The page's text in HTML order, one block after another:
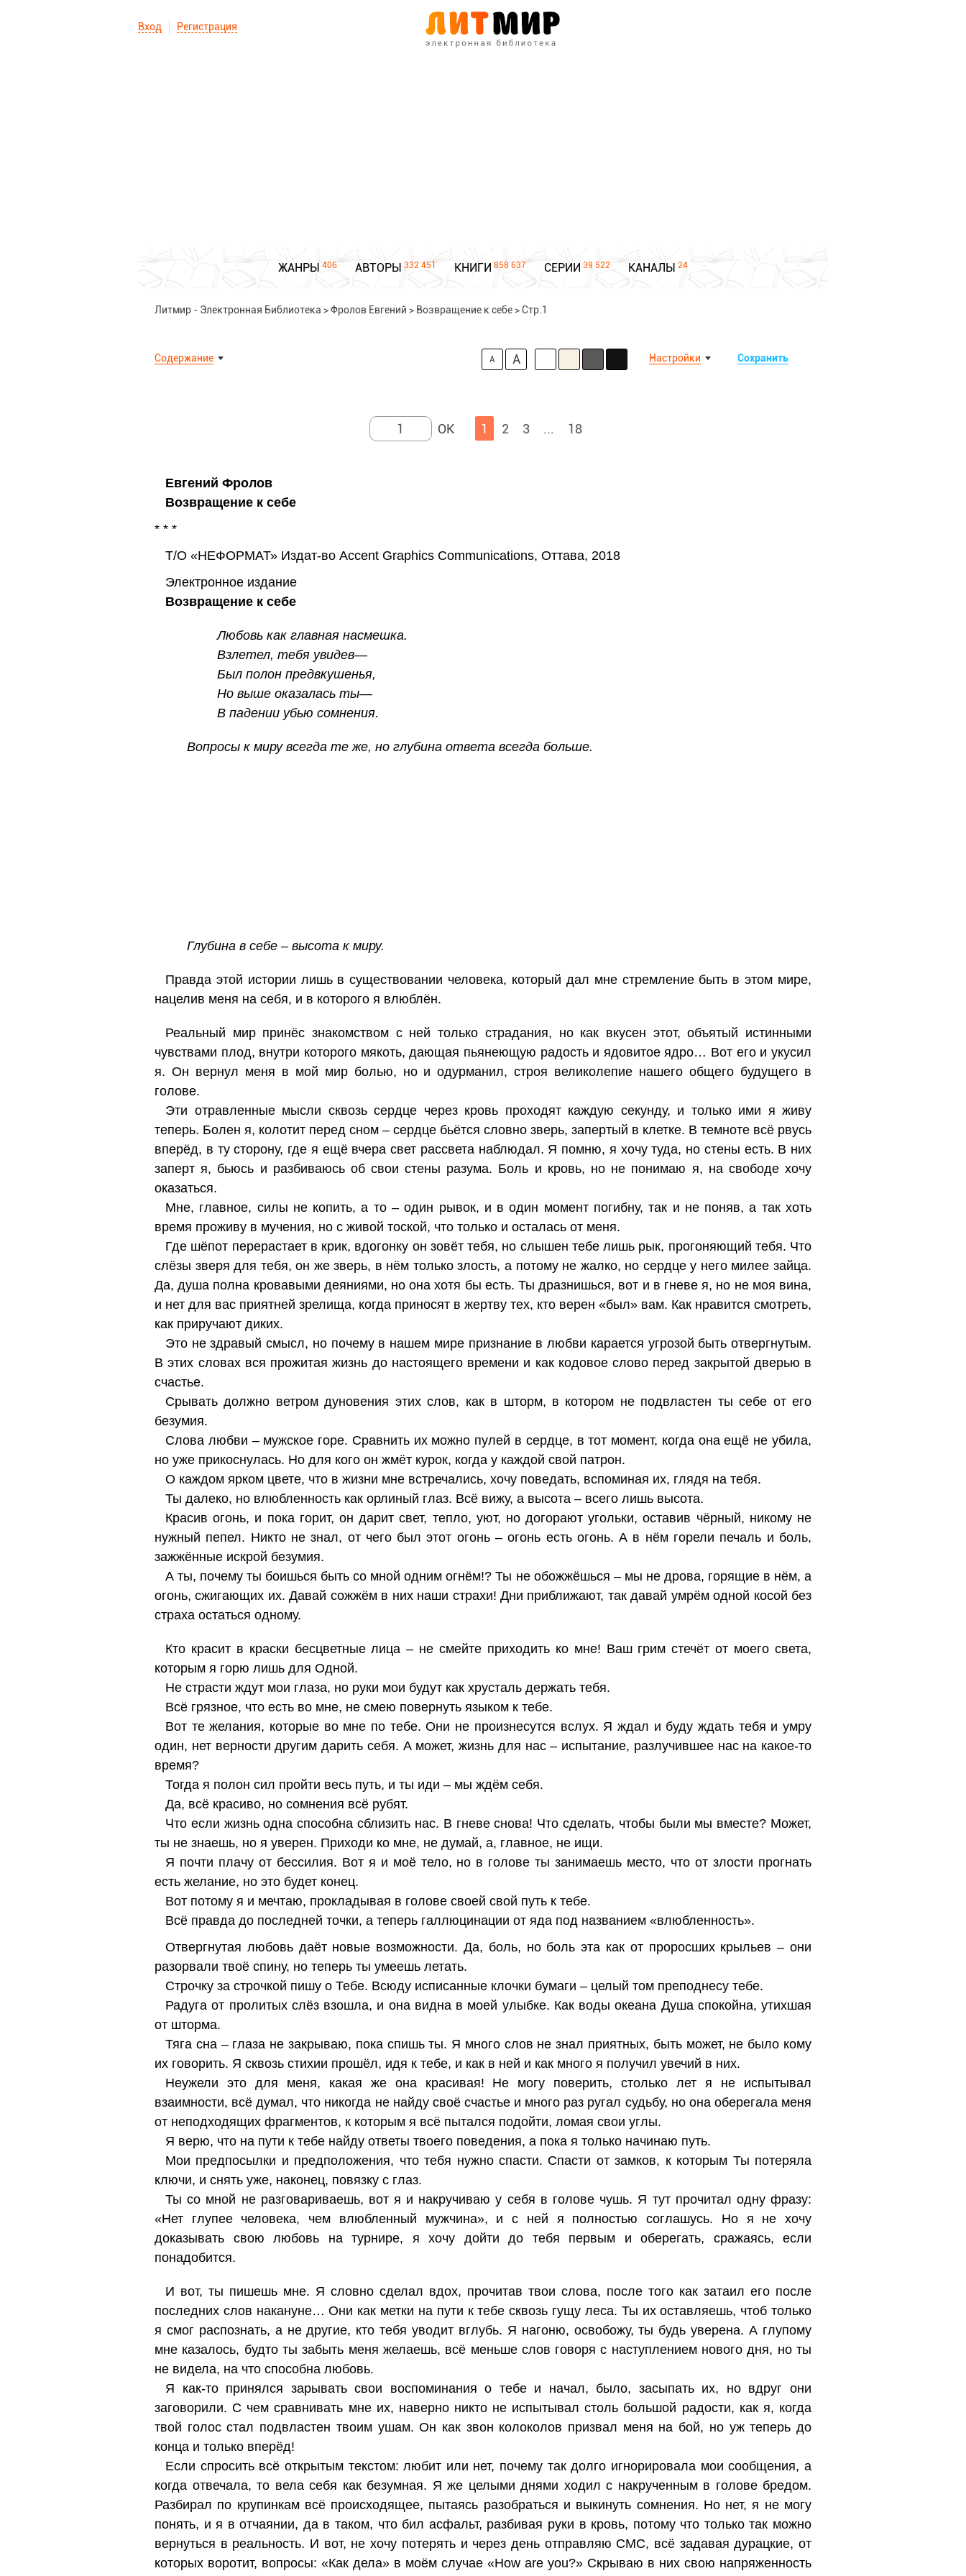
Вход Регистрация
ЖАНРЫ 406 АВТОРЫ 332 451 КНИГИ 858 637 СЕРИИ 39 522 КАНАЛЫ 24
Литмир - Электронная Библиотека >Фролов Евгений > Возвращение к себе >Стр.1
Содержание Сохранить
Настройки
A A
1 2 3 ... 18
Евгений Фролов
Возвращение к себе
* * *
Т/О «НЕФОРМАТ» Издат-во Accent Graphics Communications, Оттава, 2018
Электронное издание
Возвращение к себе
Любовь как главная насмешка.
Взлетел, тебя увидев—
Был полон предвкушенья,
Но выше оказалась ты—
В падении убью сомнения.
Вопросы к миру всегда те же, но глубина ответа всегда больше.
Глубина в себе – высота к миру.
Правда этой истории лишь в существовании человека, который дал мне стремление быть в этом мире,
нацелив меня на себя, и в которого я влюблён.
Реальный мир принёс знакомством с ней только страдания, но как вкусен этот, объятый истинными
чувствами плод, внутри которого мякоть, дающая пьянеющую радость и ядовитое ядро… Вот его и укусил
я. Он вернул меня в мой мир болью, но и одурманил, строя великолепие нашего общего будущего в
голове.
Эти отравленные мысли сквозь сердце через кровь проходят каждую секунду, и только ими я живу
теперь. Болен я, колотит перед сном – сердце бьётся словно зверь, запертый в клетке. В темноте всё рвусь
вперёд, в ту сторону, где я ещё вчера свет рассвета наблюдал. Я помню, я хочу туда, но стены есть. В них
заперт я, бьюсь и разбиваюсь об свои стены разума. Боль и кровь, но не понимаю я, на свободе хочу
оказаться.
Мне, главное, силы не копить, а то – один рывок, и в один момент погибну, так и не поняв, а так хоть
время проживу в мучения, но с живой тоской, что только и осталась от меня.
Где шёпот перерастает в крик, вдогонку он зовёт тебя, но слышен тебе лишь рык, прогоняющий тебя. Что
слёзы зверя для тебя, он же зверь, в нём только злость, а потому не жалко, но сердце у него милее зайца.
Да, душа полна кровавыми деяниями, но она хотя бы есть. Ты дразнишься, вот и в гневе я, но не моя вина,
и нет для вас приятней зрелища, когда приносят в жертву тех, кто верен «был» вам. Как нравится смотреть,
как приручают диких.
Это не здравый смысл, но почему в нашем мире признание в любви карается угрозой быть отвергнутым.
В этих словах вся прожитая жизнь до настоящего времени и как кодовое слово перед закрытой дверью в
счастье.
Срывать должно ветром дуновения этих слов, как в шторм, в котором не подвластен ты себе от его
безумия.
Слова любви – мужское горе. Сравнить их можно пулей в сердце, в тот момент, когда она ещё не убила,
но уже прикоснулась. Но для кого он жмёт курок, когда у каждой свой патрон.
О каждом ярком цвете, что в жизни мне встречались, хочу поведать, вспоминая их, глядя на тебя.
Ты далеко, но влюбленность как орлиный глаз. Всё вижу, а высота – всего лишь высота.
Красив огонь, и пока горит, он дарит свет, тепло, уют, но догорают угольки, оставив чёрный, никому не
нужный пепел. Никто не знал, от чего был этот огонь – огонь есть огонь. А в нём горели печаль и боль,
зажжённые искрой безумия.
А ты, почему ты боишься быть со мной одним огнём!? Ты не обожжёшься – мы не дрова, горящие в нём, а
огонь, сжигающих их. Давай сожжём в них наши страхи! Дни приближают, так давай умрём одной косой без
страха остаться одному.
Кто красит в краски бесцветные лица – не смейте приходить ко мне! Ваш грим стечёт от моего света,
которым я горю лишь для Одной.
Не страсти ждут мои глаза, но руки мои будут как хрусталь держать тебя.
Всё грязное, что есть во мне, не смею повернуть языком к тебе.
Вот те желания, которые во мне по тебе. Они не произнесутся вслух. Я ждал и буду ждать тебя и умру
один, нет верности другим дарить себя. А может, жизнь для нас – испытание, разлучившее нас на какое-то
время?
Тогда я полон сил пройти весь путь, и ты иди – мы ждём себя.
Да, всё красиво, но сомнения всё рубят.
Что если жизнь одна способна сблизить нас. В гневе снова! Что сделать, чтобы были мы вместе? Может,
ты не знаешь, но я уверен. Приходи ко мне, не думай, а, главное, не ищи.
Я почти плачу от бессилия. Вот я и моё тело, но в голове ты занимаешь место, что от злости прогнать
есть желание, но это будет конец.
Вот потому я и мечтаю, прокладывая в голове своей свой путь к тебе.
Всё правда до последней точки, а теперь галлюцинации от яда под названием «влюбленность».
Отвергнутая любовь даёт новые возможности. Да, боль, но боль эта как от проросших крыльев – они
разорвали твоё спину, но теперь ты умеешь летать.
Строчку за строчкой пишу о Тебе. Всюду исписанные клочки бумаги – целый том преподнесу тебе.
Радуга от пролитых слёз взошла, и она видна в моей улыбке. Как воды океана Душа спокойна, утихшая
от шторма.
Тяга сна – глаза не закрываю, пока спишь ты. Я много слов не знал приятных, быть может, не было кому
их говорить. Я сквозь стихии прошёл, идя к тебе, и как в ней и как много я получил увечий в них.
Неужели это для меня, какая же она красивая! Не могу поверить, столько лет я не испытывал
взаимности, всё думал, что никогда не найду своё счастье и много раз ругал судьбу, но она оберегала меня
от неподходящих фрагментов, к которым я всё пытался подойти, ломая свои углы.
Я верю, что на пути к тебе найду ответы твоего поведения, а пока я только начинаю путь.
Мои предпосылки и предположения, что тебя нужно спасти. Спасти от замков, к которым Ты потеряла
ключи, и снять уже, наконец, повязку с глаз.
Ты со мной не разговариваешь, вот я и накручиваю у себя в голове чушь. Я тут прочитал одну фразу:
«Нет глупее человека, чем влюбленный мужчина», и с ней я полностью соглашусь. Но я не хочу
доказывать свою любовь на турнире, я хочу дойти до тебя первым и оберегать, сражаясь, если
понадобится.
И вот, ты пишешь мне. Я словно сделал вдох, прочитав твои слова, после того как затаил его после
последних слов накануне… Они как метки на пути к тебе сквозь гущу леса. Ты их оставляешь, чтоб только
я смог распознать, а не другие, кто тебя уводит вглубь. Я нагоню, освобожу, ты будь уверена. А глупому
мне казалось, будто ты забыть меня желаешь, всё меньше слов говоря с наступлением нового дня, но ты
не видела, на что способна любовь.
Я как-то принялся зарывать свои воспоминания о тебе и начал, было, засыпать их, но вдруг они
заговорили. С чем сравнивать мне их, наверно никто не испытывал столь большой радости, как я, когда
твой голос стал подвластен твоим ушам. Он как звон колоколов призвал меня на бой, но уж теперь до
конца и только вперёд!
Если спросить всё открытым текстом: любит или нет, почему так долго игнорировала мои сообщения, а
когда отвечала, то вела себя как безумная. Я же целыми днями ходил с накрученным в голове бредом.
Разбирал по крупинкам всё происходящее, пытаясь разобраться и выкинуть сомнения. Но нет, я не могу
понять, и я в отчаянии, да в таком, что бил асфальт, разбивая руки в кровь, потому что только так можно
вернуться в реальность. И вот, не хочу потерять и через день отправляю CMC, всё задавая дурацкие, от
которых воротит, вопросы: «Как дела» в моём случае «How are you?» Скрываю в них свою напряженность